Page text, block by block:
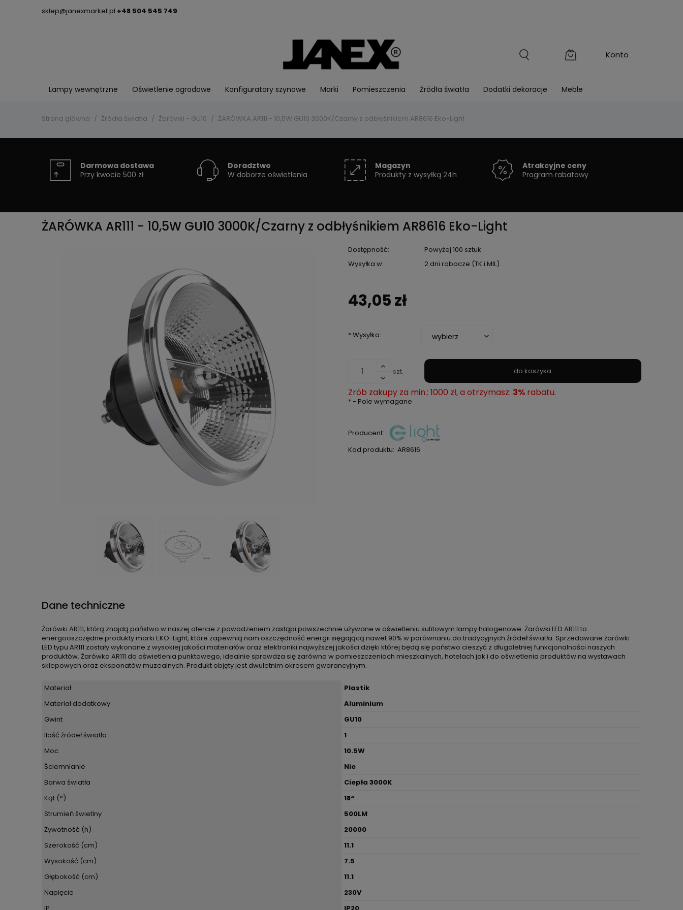
sklep@janexmarket.pl +48 504 545 749
Lampy wewnętrzne Oświetlenie ogrodowe Konfiguratory szynowe Marki Pomieszczenia Źródła światła Dodatki dekoracje Meble
Strona główna Źródła światła Żarówki - GU10 ŻARÓWKA AR111 - 10,5W GU10 3000K/Czarny z odbłyśnikiem AR8616 Eko-Light
Darmowa dostawa
Przy kwocie 500 zł
Doradztwo
W doborze oświetlenia
Magazyn
Produkty z wysyłką 24h
Atrakcyjne ceny
Program rabatowy
ŻARÓWKA AR111 - 10,5W GU10 3000K/Czarny z odbłyśnikiem AR8616 Eko-Light
Dostępność:
Powyżej 100 sztuk
Wysyłka w:
2 dni robocze (TK i MIL)
43,05 zł
*Wysyłka:
szt. do koszyka
Zrób zakupy za min.: 1000 zł, a otrzymasz: 3%rabatu.
*- Pole wymagane
Producent:
Kod produktu: AR8616
Dane techniczne
Żarówki AR111, którą znajdą państwo w naszej ofercie z powodzeniem zastąpi powszechnie używane w oświetleniu sufitowym lampy halogenowe. Żarówki LED AR111 to
energooszczędne produkty marki EKO-Light, które zapewnią nam oszczędność energii sięgającą nawet 90% w porównaniu do tradycyjnych źródeł światła. Sprzedawane żarówki
LED typu AR111 zostały wykonane z wysokiej jakości materiałów oraz elektroniki najwyższej jakości dzięki której będą się państwo cieszyć z długoletniej funkcjonalności naszych
produktów. Żarówka AR111 do oświetlenia punktowego, idealnie sprawdza się zarówno w pomieszczeniach mieszkalnych, hotelach jak i do oświetlenia produktów na wystawach
sklepowych oraz eksponatów muzealnych. Produkt objęty jest dwuletnim okresem gwarancyjnym.
Materiał
Plastik
Materiał dodatkowy
Aluminium
Gwint
GU10
Ilość źródeł światła
1
Moc
10.5W
Ściemnianie
Nie
Barwa światła
Ciepła 3000K
Kąt (°)
18°
Strumień świetlny
500LM
Żywotność (h)
20000
Szerokość (cm)
11.1
Wysokość (cm)
7.5
Głębokość (cm)
11.1
Napięcie
230V
IP
IP20